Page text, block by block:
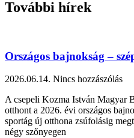
További hírek
Országos bajnokság –
2026.06.14. Nincs hozzászólás
A csepeli Kozma István
otthont a 2026. évi országos
sportág új otthona zsúfolásig
négy szőnyegen